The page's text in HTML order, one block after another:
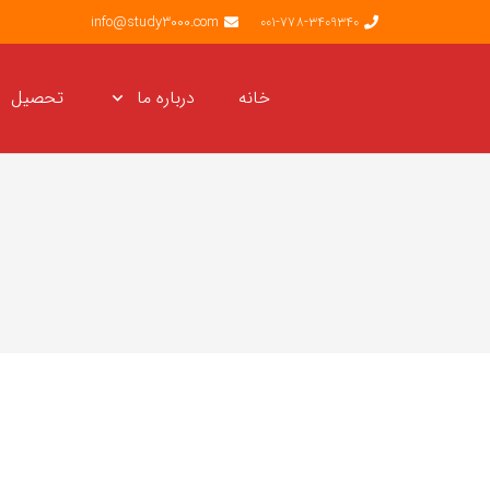
001-778-3409340
info@study3000.com
خانه درباره ما تحصیل